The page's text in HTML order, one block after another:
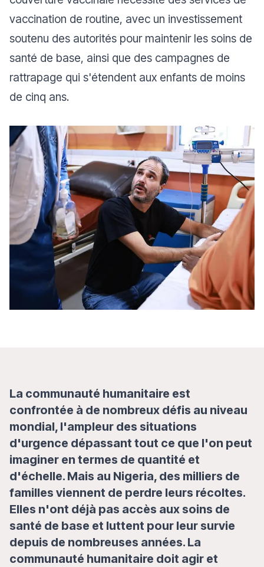
vaccination de routine, avec un investissement
soutenu des autorités pour maintenir les soins de
santé de base, ainsi que des campagnes de
rattrapage qui s'étendent aux enfants de moins
de cinq ans.
La communauté humanitaire est
confrontée à de nombreux défis au niveau
mondial, l'ampleur des situations
d'urgence dépassant tout ce que l'on peut
imaginer en termes de quantité et
d'échelle. Mais au Nigeria, des milliers de
familles viennent de perdre leurs récoltes.
Elles n'ont déjà pas accès aux soins de
santé de base et luttent pour leur survie
depuis de nombreuses années. La
communauté humanitaire doit agir et